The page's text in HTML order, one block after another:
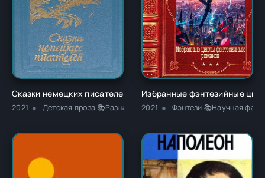
Сказки немецких писателей - Новалис
2021 Детская проза 📚Разная литература
Избранные фэнтезийные
2021 Фэнтези 📚Научная